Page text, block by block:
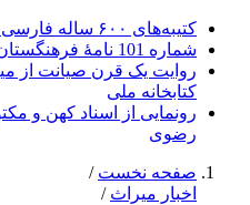
کتیبه‌های ۶۰۰ ساله فارسی در هندوستان
شماره 101 نامۀ فرهنگستان منتشر شد
روایت یک قرن صیانت از
کتابخانه ملی
رونمایی از اسناد کهن و
رضوی
صفحه نخست /
اخبار میراث /